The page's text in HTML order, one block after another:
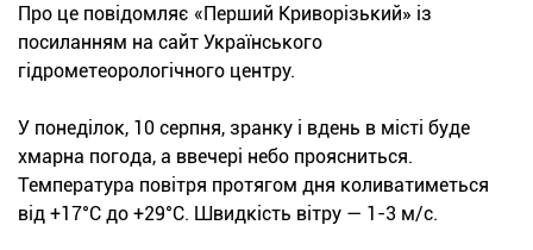
Про це повідомляє «Перший Криворізький» із
посиланням на сайт Українського
гідрометеорологічного центру.
У понеділок, 10 серпня, зранку і вдень в місті буде
хмарна погода, а ввечері небо проясниться.
Температура повітря протягом дня коливатиметься
від +17°С до +29°С. Швидкість вітру — 1-3 м/с.